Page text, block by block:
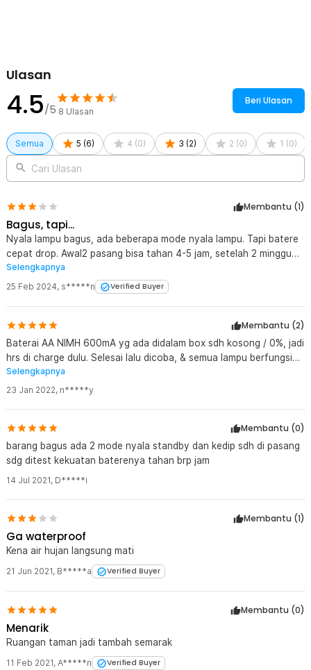
Ulasan
4.5/5 8 Ulasan
Beri Ulasan
Semua 5 (6) 4 (0) 3 (2) 2 (0) 1 (0)
Cari Ulasan
Membantu (1)
Bagus, tapi...
Nyala lampu bagus, ada beberapa mode nyala lampu. Tapi batere
cepat drop. Awal2 pasang bisa tahan 4-5 jam, setelah 2 minggu
cm bisa sejam.
Selengkapnya
25 Feb 2024, s*****n Verified Buyer
Membantu (2)
Baterai AA NIMH 600mA yg ada didalam box sdh kosong / 0%, jadi
hrs di charge dulu. Selesai lalu dicoba, & semua lampu berfungsi
dgn baik.
Selengkapnya
23 Jan 2022, n*****y
Membantu (0)
barang bagus ada 2 mode nyala standby dan kedip sdh di pasang
sdg ditest kekuatan baterenya tahan brp jam
14 Jul 2021, D*****i
Membantu (1)
Ga waterproof
Kena air hujan langsung mati
21 Jun 2021, B*****a Verified Buyer
Membantu (0)
Menarik
Ruangan taman jadi tambah semarak
11 Feb 2021, A*****n Verified Buyer